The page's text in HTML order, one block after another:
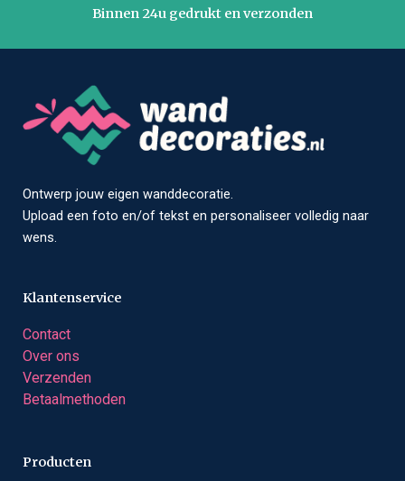
Binnen 24u gedrukt en verzonden
Ontwerp jouw eigen wanddecoratie.
Upload een foto en/of tekst en personaliseer volledig naar
wens.
Klantenservice
Contact
Over ons
Verzenden
Betaalmethoden
Producten